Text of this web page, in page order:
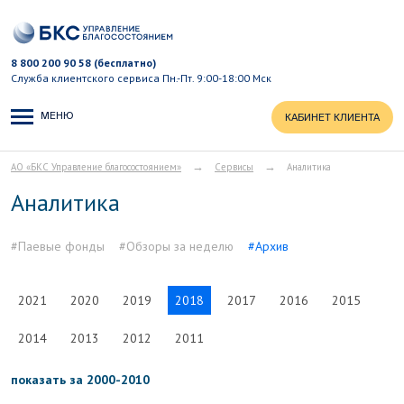
8 800 200 90 58 (бесплатно)
Служба клиентского сервиса Пн.-Пт. 9:00-18:00 Мск
КАБИНЕТ КЛИЕНТА
МЕНЮ
АО «БКС Управление благосостоянием» → Сервисы → Аналитика
Аналитика
#Паевые фонды #Обзоры за неделю #Архив
2021 2020 2019 2018 2017 2016 2015
2014 2013 2012 2011
показать за 2000-2010